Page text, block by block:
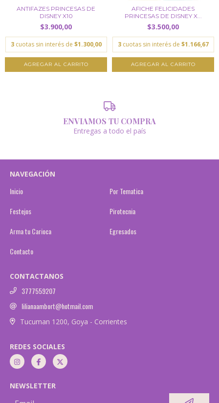
ANTIFAZES PRINCESAS DE
DISNEY X10
$3.900,00
3 cuotas sin interés de $1.300,00
AFICHE FELICIDADES
PRINCESAS DE DISNEY X...
$3.500,00
3 cuotas sin interés de $1.166,67
ENVIAMOS TU COMPRA
Entregas a todo el país
NAVEGACIÓN
Inicio
Por Tematica
Festejos
Pirotecnia
Arma tu Carioca
Egresados
Contacto
CONTACTANOS
3777559207
lilianaambort@hotmail.com
Tucuman 1200, Goya - Corrientes
REDES SOCIALES
NEWSLETTER